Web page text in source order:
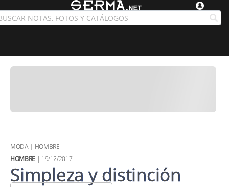
MODA| HOMBRE
HOMBRE| 19/12/2017
Simpleza y distinción